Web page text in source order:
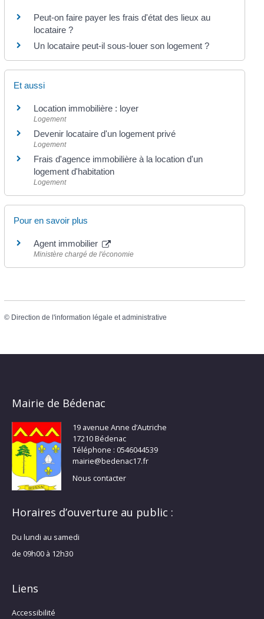
Peut-on faire payer les frais d'état des lieux au
locataire ?
Un locataire peut-il sous-louer son logement ?
Et aussi
Location immobilière : loyer
Logement
Devenir locataire d'un logement privé
Logement
Frais d'agence immobilière à la location d'un
logement d'habitation
Logement
Pour en savoir plus
Agent immobilier
Ministère chargé de l'économie
© Direction de l'information légale et administrative
Mairie de Bédenac
19 avenue Anne d’Autriche
17210 Bédenac
Téléphone : 0546044539
mairie@bedenac17.fr
Nous contacter
Horaires d’ouverture au public :
Du lundi au samedi
de 09h00 à 12h30
Liens
Accessibilité